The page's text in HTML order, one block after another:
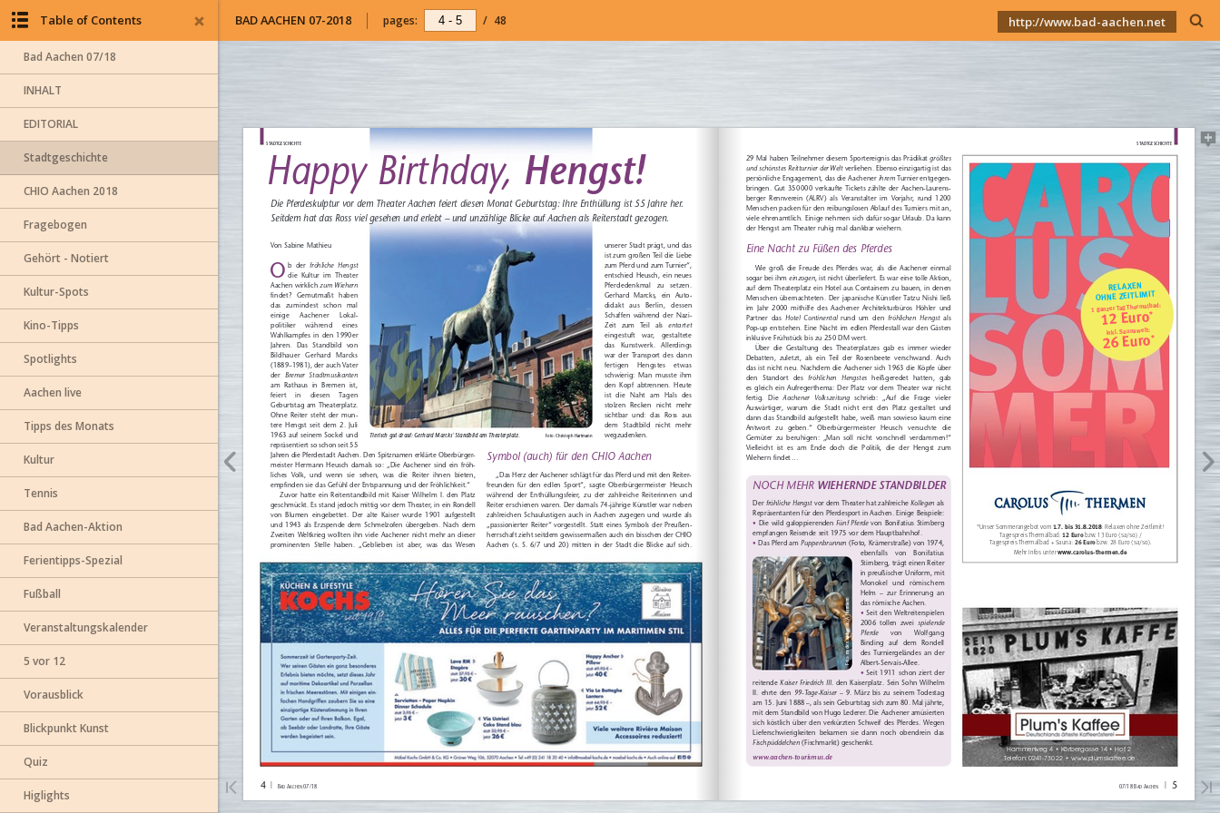
BAD AACHEN 07-2018 pages: / 48 http://www.bad-aachen.net
Table of Contents
Bad Aachen 07/18
INHALT
EDITORIAL
Stadtgeschichte
CHIO Aachen 2018
Fragebogen
Gehört - Notiert
Kultur-Spots
Kino-Tipps
Spotlights
Aachen live
Tipps des Monats
Kultur
Tennis
Bad Aachen-Aktion
Ferientipps-Spezial
Fußball
Veranstaltungskalender
5 vor 12
Vorausblick
Blickpunkt Kunst
Quiz
Higlights